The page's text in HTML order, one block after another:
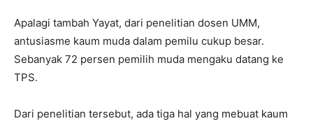
Apalagi tambah Yayat, dari penelitian dosen UMM,
antusiasme kaum muda dalam pemilu cukup besar.
Sebanyak 72 persen pemilih muda mengaku datang ke
TPS.
Dari penelitian tersebut, ada tiga hal yang mebuat kaum